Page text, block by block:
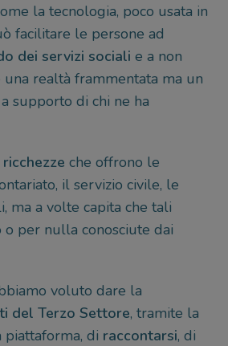
la tecnologia, poco usata in
facilitare le persone ad
dei servizi sociali e a non
realtà frammentata ma un
supporto di chi ne ha
ricchezze che offrono le
il servizio civile, le
ma a volte capita che tali
o per nulla conosciute dai
voluto dare la
del Terzo Settore, tramite la
piattaforma, di raccontarsi, di